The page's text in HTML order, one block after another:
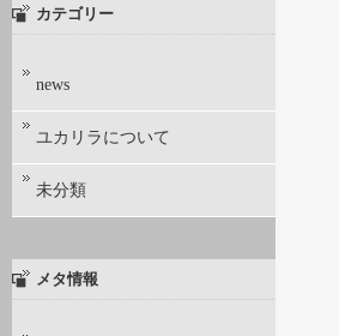
カテゴリー
news
ユカリラについて
未分類
メタ情報